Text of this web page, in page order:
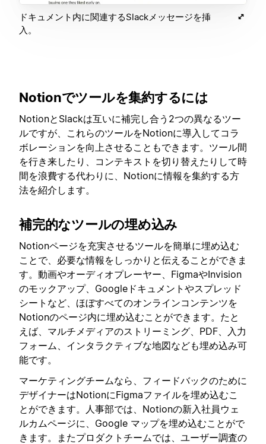
ドキュメント内に関連するSlackメッセージを挿
入。
Notionでツールを集約するには
NotionとSlackは互いに補完し合う2つの異なるツー
ルですが、これらのツールをNotionに導入してコラ
ボレーションを向上させることもできます。ツール間
を行き来したり、コンテキストを切り替えたりして時
間を浪費する代わりに、Notionに情報を集約する方
法を紹介します。
補完的なツールの埋め込み
Notionページを充実させるツールを簡単に埋め込む
ことで、必要な情報をしっかりと伝えることができま
す。動画やオーディオプレーヤー、FigmaやInvision
のモックアップ、Googleドキュメントやスプレッド
シートなど、ほぼすべてのオンラインコンテンツを
Notionのページ内に埋め込むことができます。たと
えば、マルチメディアのストリーミング、PDF、入力
フォーム、インタラクティブな地図なども埋め込み可
能です。
マーケティングチームなら、フィードバックのために
デザイナーはNotionにFigmaファイルを埋め込むこ
とができます。人事部では、Notionの新入社員ウェ
ルカムページに、Google マップを埋め込むことがで
きます。またプロダクトチームでは、ユーザー調査の